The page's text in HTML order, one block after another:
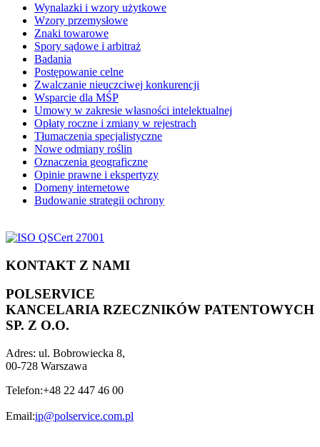
Wynalazki i wzory użytkowe
Wzory przemysłowe
Znaki towarowe
Spory sądowe i arbitraż
Badania
Postępowanie celne
Zwalczanie nieuczciwej konkurencji
Wsparcie dla MŚP
Umowy w zakresie własności intelektualnej
Opłaty roczne i zmiany w rejestrach
Tłumaczenia specjalistyczne
Nowe odmiany roślin
Oznaczenia geograficzne
Opinie prawne i ekspertyzy
Domeny internetowe
Budowanie strategii ochrony
KONTAKT Z NAMI
POLSERVICE
KANCELARIA RZECZNIKÓW PATENTOWYCH
SP. Z O.O.
Adres: ul. Bobrowiecka 8,
00-728 Warszawa
Telefon:+48 22 447 46 00
Email:ip@polservice.com.pl